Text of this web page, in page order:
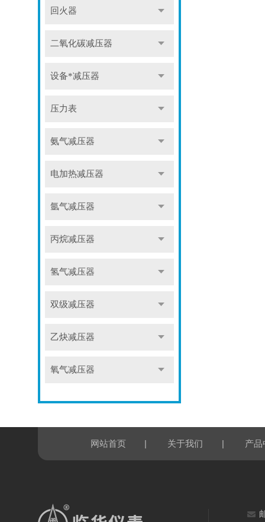
回火器
二氧化碳减压器
设备*减压器
压力表
氨气减压器
电加热减压器
氩气减压器
丙烷减压器
氢气减压器
双级减压器
乙炔减压器
氧气减压器
网站首页 | 关于我们 | 产品